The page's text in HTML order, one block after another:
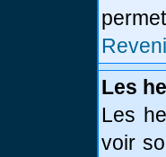
Les
Les
voir